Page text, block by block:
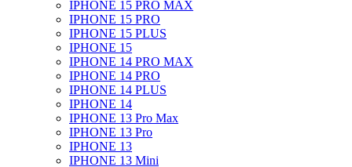
IPHONE 15 PRO MAX
IPHONE 15 PRO
IPHONE 15 PLUS
IPHONE 15
IPHONE 14 PRO MAX
IPHONE 14 PRO
IPHONE 14 PLUS
IPHONE 14
IPHONE 13 Pro Max
IPHONE 13 Pro
IPHONE 13
IPHONE 13 Mini